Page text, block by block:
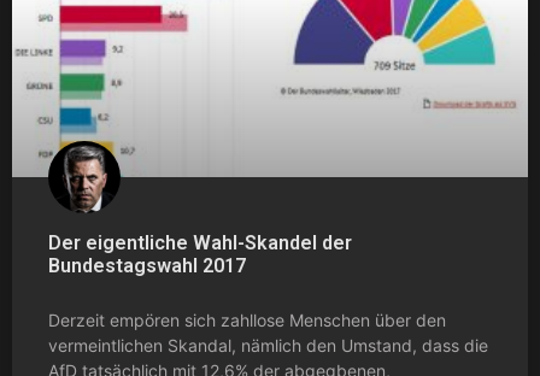
Der eigentliche Wahl-Skandel der
Bundestagswahl 2017
Derzeit empören sich zahllose Menschen über den
vermeintlichen Skandal, nämlich den Umstand, dass die
AfD tatsächlich mit 12,6% der abgegbenen,